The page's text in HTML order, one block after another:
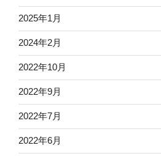
2025年1月
2024年2月
2022年10月
2022年9月
2022年7月
2022年6月